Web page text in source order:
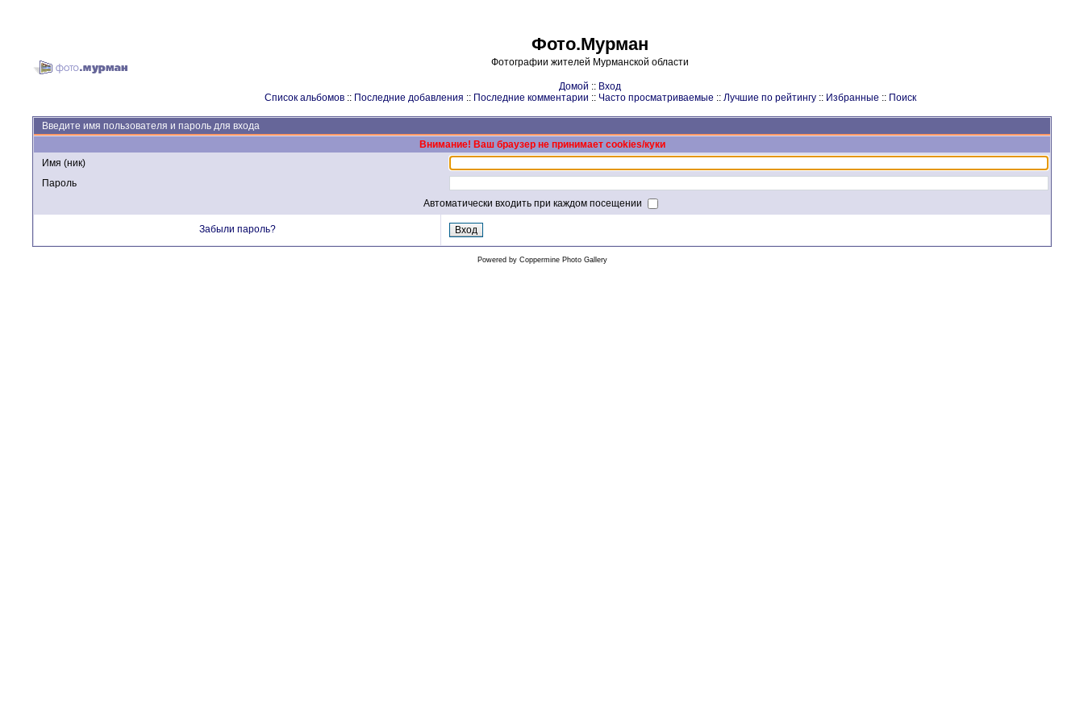
Фото.Мурман
Фотографии жителей Мурманской области
Домой :: Вход
Список альбомов:: Последние добавления :: Последние комментарии :: Часто просматриваемые :: Лучшие по рейтингу:: Избранные :: Поиск
Введите имя пользователя и пароль для входа
Внимание! Ваш браузер не принимает cookies/куки
Имя (ник)
Пароль
Автоматически входить при каждом посещении
Забыли пароль?
Powered by Coppermine Photo Gallery